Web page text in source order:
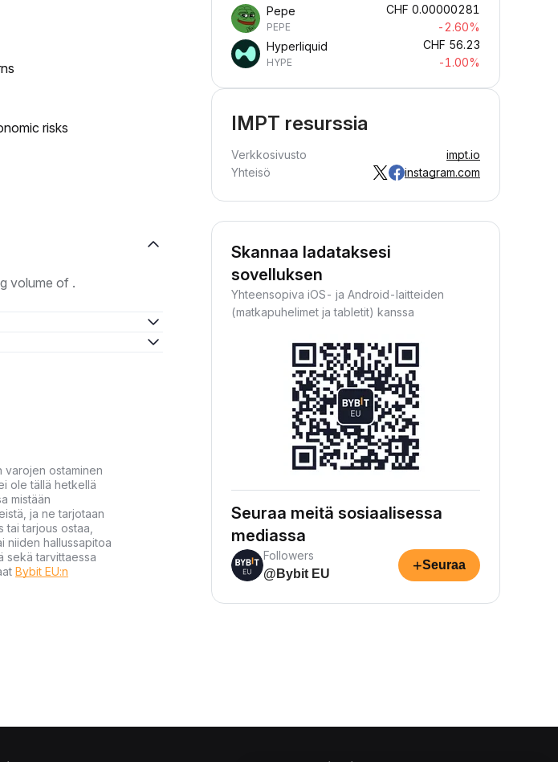
risks
volume of .
varojen ostaminen
ole tällä hetkellä
mistään
ja ne tarjotaan
tarjous ostaa,
niiden hallussapitoa
sekä tarvittaessa
Bybit EU:n
Pepe
PEPE
CHF 0.00000281
-2.60%
Hyperliquid
HYPE
CHF 56.23
-1.00%
IMPT resurssia
Verkkosivusto
impt.io
Yhteisö
instagram.com
Skannaa ladataksesi
sovelluksen
Yhteensopiva iOS- ja Android-laitteiden
(matkapuhelimet ja tabletit) kanssa
Seuraa meitä sosiaalisessa
mediassa
Followers
@Bybit EU
+Seuraa